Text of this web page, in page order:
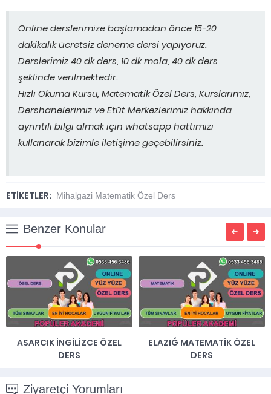
Online derslerimize başlamadan önce 15-20
dakikalık ücretsiz deneme dersi yapıyoruz.
Derslerimiz 40 dk ders, 10 dk mola, 40 dk ders
şeklinde verilmektedir.
Hızlı Okuma Kursu, Matematik Özel Ders, Kurslarımız,
Dershanelerimiz ve Etüt Merkezlerimiz hakkında
ayrıntılı bilgi almak için whatsapp hattımızı
kullanarak bizimle iletişime geçebilirsiniz.
ETİKETLER: Mihalgazi Matematik Özel Ders
Benzer Konular
ASARCIK İNGILIZCE ÖZEL
DERS
ELAZIĞ MATEMATIK ÖZEL
DERS
Ziyaretçi Yorumları